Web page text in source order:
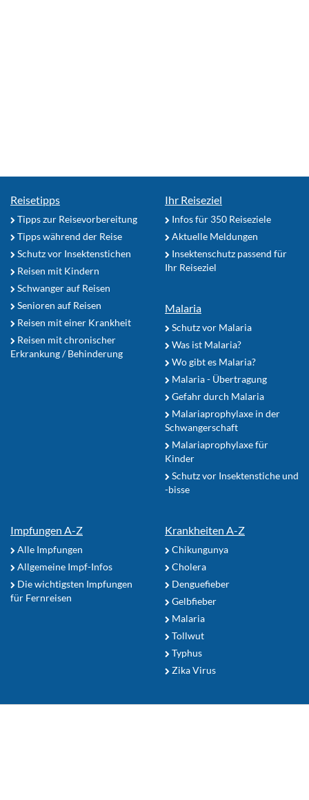
Reisetipps
Tipps zur Reisevorbereitung
Tipps während der Reise
Schutz vor Insektenstichen
Reisen mit Kindern
Schwanger auf Reisen
Senioren auf Reisen
Reisen mit einer Krankheit
Reisen mit chronischer
Erkrankung / Behinderung
Ihr Reiseziel
Infos für 350 Reiseziele
Aktuelle Meldungen
Insektenschutz passend für
Ihr Reiseziel
Malaria
Schutz vor Malaria
Was ist Malaria?
Wo gibt es Malaria?
Malaria - Übertragung
Gefahr durch Malaria
Malariaprophylaxe in der
Schwangerschaft
Malariaprophylaxe für
Kinder
Schutz vor Insektenstiche und
-bisse
Impfungen A-Z
Alle Impfungen
Allgemeine Impf-Infos
Die wichtigsten Impfungen
für Fernreisen
Krankheiten A-Z
Chikungunya
Cholera
Denguefieber
Gelbfieber
Malaria
Tollwut
Typhus
Zika Virus